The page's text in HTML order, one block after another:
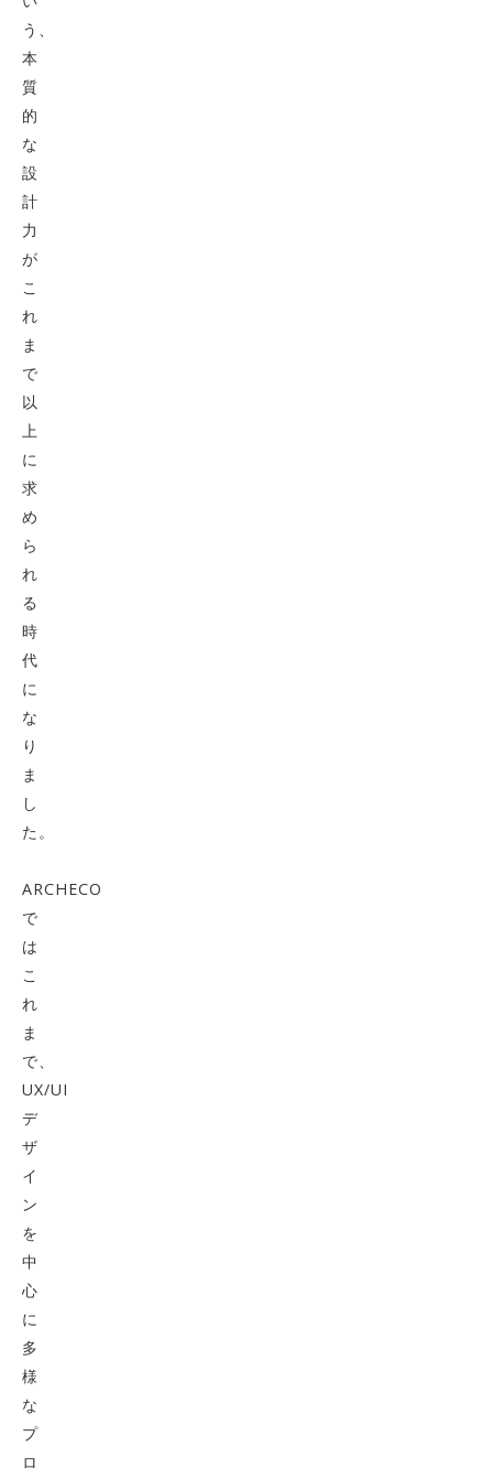
う、
本
質
的
な
設
計
力
が
こ
れ
ま
で
以
上
に
求
め
ら
れ
る
時
代
に
な
り
ま
し
た。
ARCHECO
で
は
こ
れ
ま
で、
UX/UI
デ
ザ
イ
ン
を
中
心
に
多
様
な
プ
ロ